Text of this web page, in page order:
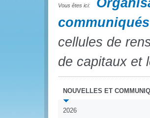
Vous êtes ici:
communiqués
cellules de
de capitaux et
NOUVELLES ET
2026